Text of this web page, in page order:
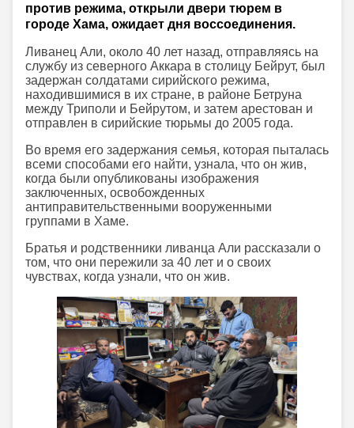
против режима, открыли двери тюрем в
городе Хама, ожидает дня воссоединения.
Ливанец Али, около 40 лет назад, отправляясь на
службу из северного Аккара в столицу Бейрут, был
задержан солдатами сирийского режима,
находившимися в их стране, в районе Бетруна
между Триполи и Бейрутом, и затем арестован и
отправлен в сирийские тюрьмы до 2005 года.
Во время его задержания семья, которая пыталась
всеми способами его найти, узнала, что он жив,
когда были опубликованы изображения
заключенных, освобожденных
антиправительственными вооруженными
группами в Хаме.
Братья и родственники ливанца Али рассказали о
том, что они пережили за 40 лет и о своих
чувствах, когда узнали, что он жив.